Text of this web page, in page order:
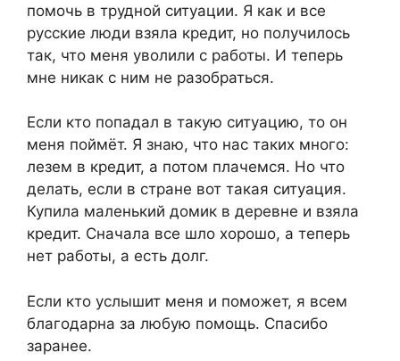
помочь в трудной ситуации. Я как и все
русские люди взяла кредит, но получилось
так, что меня уволили с работы. И теперь
мне никак с ним не разобраться.
Если кто попадал в такую ситуацию, то он
меня поймёт. Я знаю, что нас таких много:
лезем в кредит, а потом плачемся. Но что
делать, если в стране вот такая ситуация.
Купила маленький домик в деревне и взяла
кредит. Сначала все шло хорошо, а теперь
нет работы, а есть долг.
Если кто услышит меня и поможет, я всем
благодарна за любую помощь. Спасибо
заранее.